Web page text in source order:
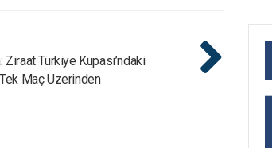
Ziraat Türkiye Kupası’ndaki
Maç Üzerinden